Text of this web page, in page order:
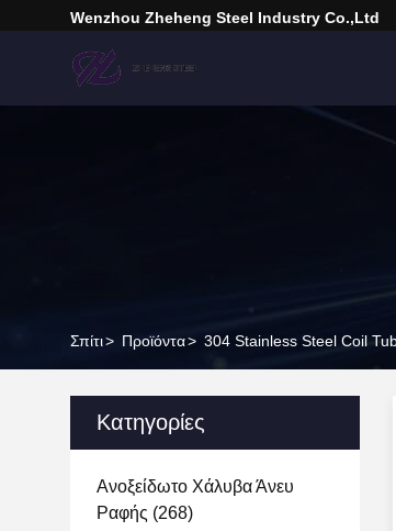
Wenzhou Zheheng Steel Industry Co.,Ltd
Σπίτι> Προϊόντα> 304 Stainless Steel Coil
Κατηγορίες
Ανοξείδωτο Χάλυβα Άνευ
Ραφής (268)